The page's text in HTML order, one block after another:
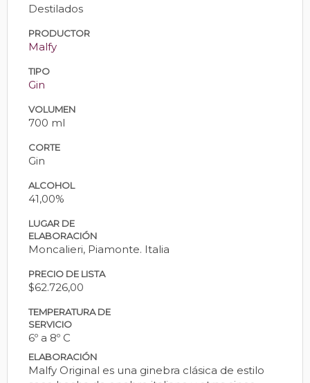
Destilados
PRODUCTOR
Malfy
TIPO
Gin
VOLUMEN
700 ml
CORTE
Gin
ALCOHOL
41,00%
LUGAR DE
ELABORACIÓN
Moncalieri, Piamonte. Italia
PRECIO DE LISTA
$62.726,00
TEMPERATURA DE
SERVICIO
6º a 8º C
ELABORACIÓN
Malfy Original es una ginebra clásica de estilo